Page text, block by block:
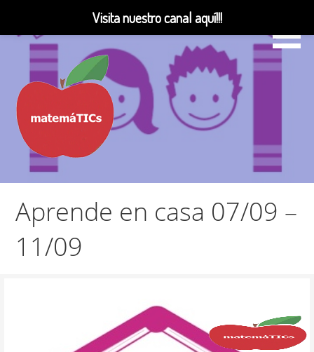
contenido
MatemáTICs
Matemáticas, Educación, YouTube Videos
Aprende en casa 07/09 –
11/09
Visita nuestro canal aquí!!!